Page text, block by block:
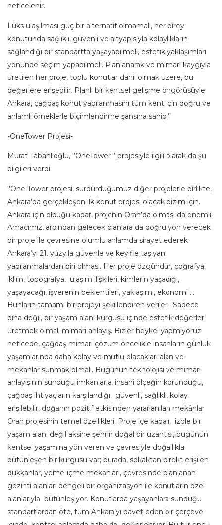
neticelenir.
Lüks ulaşılması güç bir alternatif olmamalı, her birey
konutunda sağlıklı, güvenli ve altyapısıyla kolaylıkların
sağlandığı bir standartta yaşayabilmeli, estetik yaklaşımları
yönünde seçim yapabilmeli. Planlanarak ve mimari kaygıyla
üretilen her proje, toplu konutlar dahil olmak üzere, bu
değerlere erişebilir. Planlı bir kentsel gelişme öngörüsüyle
Ankara, çağdaş konut yapılanmasını tüm kent için doğru ve
anlamlı örneklerle biçimlendirme şansına sahip.’’
-OneTower Projesi-
Murat Tabanlıoğlu, ‘’OneTower ‘’ projesiyle ilgili olarak da şu
bilgileri verdi:
‘’One Tower projesi, sürdürdüğümüz diğer projelerle birlikte,
Ankara’da gerçekleşen ilk konut projesi olacak bizim için.
Ankara için olduğu kadar, projenin Oran’da olması da önemli.
Amacımız, ardından gelecek olanlara da doğru yön verecek
bir proje ile çevresine olumlu anlamda sirayet ederek
Ankara’yı 21. yüzyıla güvenle ve keyifle taşıyan
yapılanmalardan biri olması. Her proje özgündür, coğrafya,
iklim, topografya, ulaşım ilişkileri, kimlerin yaşadığı,
yaşayacağı, işverenin beklentileri, yaklaşımı, ekonomi …
Bunların tamamı bir projeyi şekillendiren veriler. Sadece
bina değil, bir yaşam alanı kurgusu içinde estetik değerler
üretmek olmalı mimari anlayış. Bizler heykel yapmıyoruz
neticede, çağdaş mimari çözüm öncelikle insanların günlük
yaşamlarında daha kolay ve mutlu olacakları alan ve
mekanlar sunmak olmalı. Bugünün teknolojisi ve mimari
anlayışının sunduğu imkanlarla, insani ölçeğin korunduğu,
çağdaş ihtiyaçların karşılandığı, güvenli, sağlıklı, kolay
erişilebilir, doğanın pozitif etkisinden yararlanılan mekânlar
Oran projesinin temel özellikleri. Proje içe kapalı, izole bir
yaşam alanı değil aksine şehrin doğal bir uzantısı, bugünün
kentsel yaşamına yön veren ve çevresiyle doğallıkla
bütünleşen bir kurgusu var; burada, sokaktan direkt erişilen
dükkanlar, yeme-içme mekanları, çevresinde planlanan
gezinti alanları dengeli bir organizasyon ile konutların özel
alanlarıyla bütünleşiyor. Konutlarda yaşayanlara sunduğu
standartlardan öte, tüm Ankara’yı davet eden bir çerçeve